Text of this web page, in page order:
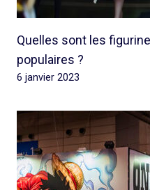
Quelles sont les
populaires ?
6 janvier 2023